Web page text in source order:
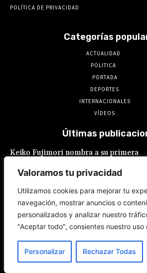
Valoramos tu privacidad
Utilizamos cookies para mejorar tu
navegación, mostrar anuncios o
personalizados y analizar nuestro
"Aceptar todo", consientes nuestro uso
Personalizar Rechazar Todas
POLÍTICA DE PRIVACIDAD
Categorías
ACTUALIDAD
POLITICA
PORTADA
DEPORTES
INTERNACIONALES
VÍDEOS
Últimas
Keiko Fujimori nombra a su primera
encargada: es Hilda Sandoval Cornejo
España: Pedro Sánchez lanza un
Italia por la crisis migratoria en Ceuta
8 de agosto de 2026